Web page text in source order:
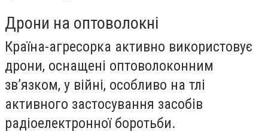
Дрони на оптоволокні
Країна-агресорка активно використовує
дрони, оснащені оптоволоконним
зв’язком, у війні, особливо на тлі
активного застосування засобів
радіоелектронної боротьби.